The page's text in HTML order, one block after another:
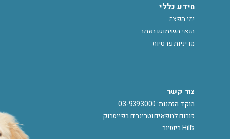
מידע כללי
ימי הפצה
תנאי השימוש באתר
מדיניות פרטיות
צור קשר
מוקד הזמנות: 03-9393000
פורום לרופאים וטרינרים בפייסבוק
Hill’s ביוטיוב